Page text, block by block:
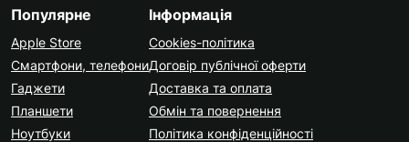
Популярне
Apple Store
Смартфони, телефони
Гаджети
Планшети
Ноутбуки
Інформація
Cookies-політика
Договір публічної оферти
Доставка та оплата
Обмін та повернення
Політика конфіденційності